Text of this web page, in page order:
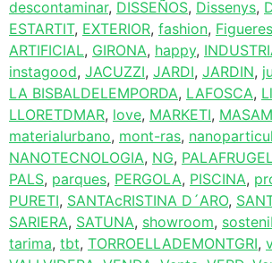
descontaminar, DISSEÑOS, Dissenys,
ESTARTIT, EXTERIOR, fashion, Figueres
ARTIFICIAL, GIRONA, happy,
instagood, JACUZZI, JARDI, JARDIN,
LA BISBALDELEMPORDA, LAFOSCA,
LLORETDMAR, love, MARKETI,
materialurbano, mont-ras,
NANOTECNOLOGIA, NG,
PALS, parques, PERGOLA, PISCINA,
PURETI, SANTAcRISTINA D´ARO,
SARIERA, SATUNA, showroom,
tarima, tbt, TORROELLADEMONTGRI,